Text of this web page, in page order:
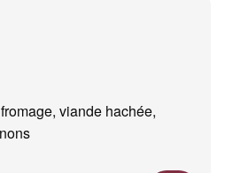
viande hachée,